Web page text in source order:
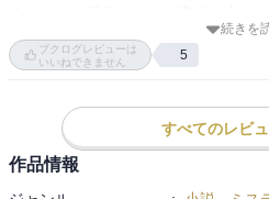
ズ小説としての魅力が感じられるの
きたとか、飼い犬が家族に加わった
の強き探偵ではなく、読者に近い側
な家族や人間関係に関する悩み、体
続きを
ブクログレビューは
いいねできません
5
すべてのレビ
作品情報